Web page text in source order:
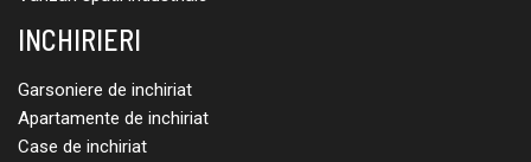
INCHIRIERI
Garsoniere de inchiriat
Apartamente de inchiriat
Case de inchiriat